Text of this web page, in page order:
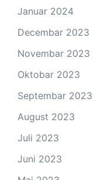
Januar 2024
Decembar 2023
Novembar 2023
Oktobar 2023
Septembar 2023
August 2023
Juli 2023
Juni 2023